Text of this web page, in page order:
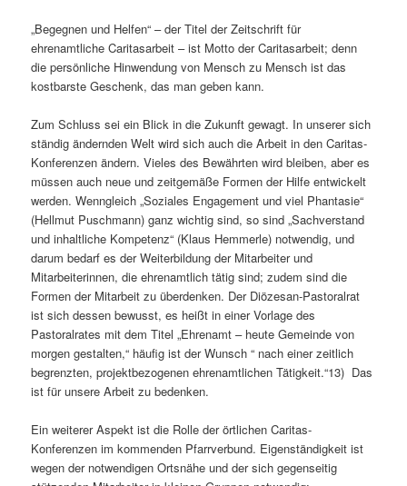
„Begegnen und Helfen“ – der Titel der Zeitschrift für
ehrenamtliche Caritasarbeit – ist Motto der Caritasarbeit; denn
die persönliche Hinwendung von Mensch zu Mensch ist das
kostbarste Geschenk, das man geben kann.
Zum Schluss sei ein Blick in die Zukunft gewagt. In unserer sich
ständig ändernden Welt wird sich auch die Arbeit in den Caritas-
Konferenzen ändern. Vieles des Bewährten wird bleiben, aber es
müssen auch neue und zeitgemäße Formen der Hilfe entwickelt
werden. Wenngleich „Soziales Engagement und viel Phantasie“
(Hellmut Puschmann) ganz wichtig sind, so sind „Sachverstand
und inhaltliche Kompetenz“ (Klaus Hemmerle) notwendig, und
darum bedarf es der Weiterbildung der Mitarbeiter und
Mitarbeiterinnen, die ehrenamtlich tätig sind; zudem sind die
Formen der Mitarbeit zu überdenken. Der Diözesan-Pastoralrat
ist sich dessen bewusst, es heißt in einer Vorlage des
Pastoralrates mit dem Titel „Ehrenamt – heute Gemeinde von
morgen gestalten,“ häufig ist der Wunsch “ nach einer zeitlich
begrenzten, projektbezogenen ehrenamtlichen Tätigkeit.“13) Das
ist für unsere Arbeit zu bedenken.
Ein weiterer Aspekt ist die Rolle der örtlichen Caritas-
Konferenzen im kommenden Pfarrverbund. Eigenständigkeit ist
wegen der notwendigen Ortsnähe und der sich gegenseitig